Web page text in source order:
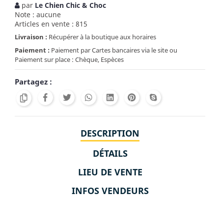
par Le Chien Chic & Choc
Note : aucune
Articles en vente : 815
Livraison : Récupérer à la boutique aux horaires
Paiement : Paiement par Cartes bancaires via le site ou
Paiement sur place : Chèque, Espèces
Partagez :
DESCRIPTION
DÉTAILS
LIEU DE VENTE
INFOS VENDEURS